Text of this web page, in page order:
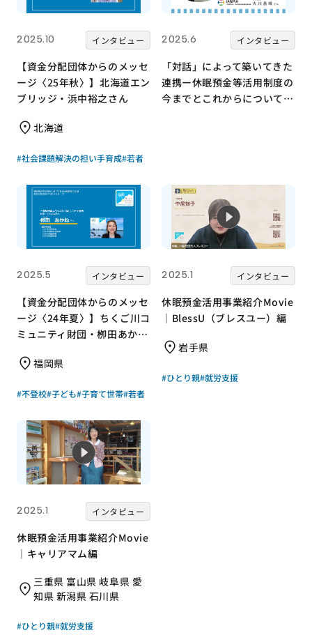
2025.10 インタビュー
【資金分配団体からのメッセ
ージ〈25年秋〉】北海道エン
ブリッジ・浜中裕之さん
北海道
#社会課題解決の担い手育成#若者
2025.6 インタビュー
「対話」によって築いてきた
連携ー休眠預金等活用制度の
今までとこれからについて、
2025.5 インタビュー
【資金分配団体からのメッセ
ージ〈24年夏〉】ちくご川コ
ミュニティ財団・栁田あかね
福岡県
#不登校#子ども#子育て世帯#若者
2025.1 インタビュー
休眠預金活用事業紹介Movie
｜BlessU（ブレスユー）編
岩手県
#ひとり親#就労支援
2025.1 インタビュー
休眠預金活用事業紹介Movie
｜キャリアマム編
三重県 富山県 岐阜県 愛
知県 新潟県 石川県
#ひとり親#就労支援